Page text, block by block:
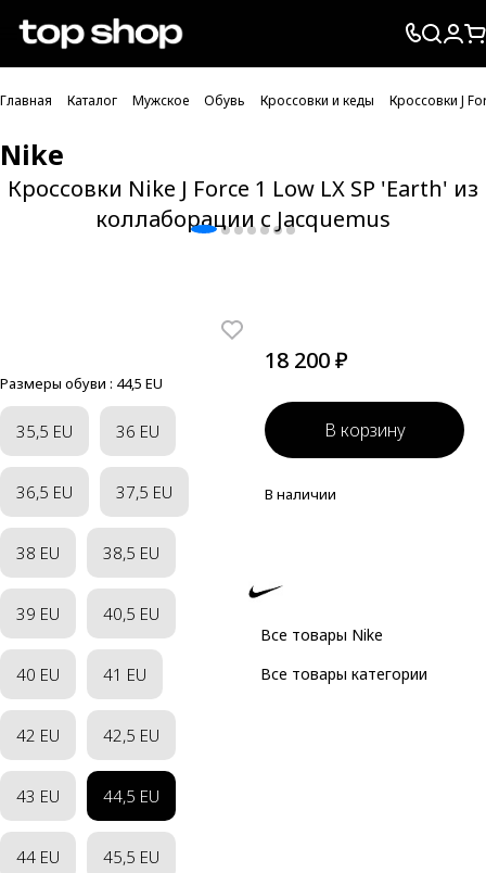
Проверка хлебных крошек
Главная Каталог Мужское Обувь Кроссовки и кеды Кроссовки J
Nike
Кроссовки Nike J Force 1 Low LX SP 'Earth' из
коллаборации с Jacquemus
Размеры обуви : 44,5 EU
35,5 EU 36 EU
36,5 EU 37,5 EU
38 EU 38,5 EU
39 EU 40,5 EU
40 EU 41 EU
42 EU 42,5 EU
43 EU 44,5 EU
44 EU 45,5 EU
18 200 ₽
В корзину
В наличии
Все товары Nike
Все товары категории